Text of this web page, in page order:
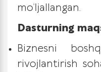
mo‘ljallangan.
Dasturning
Biznesni
rivojlantirish